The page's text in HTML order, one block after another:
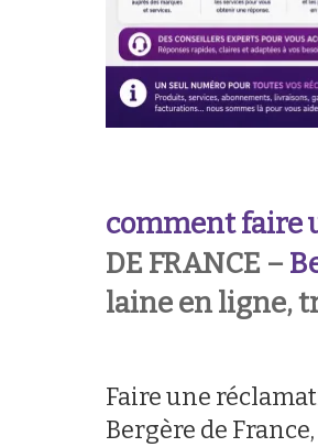
comment faire
DE FRANCE –
laine en ligne,
Faire une
Bergère de